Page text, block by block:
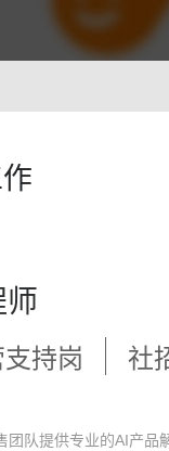
统
音
全
持岗 社
团队提供专业的AI产